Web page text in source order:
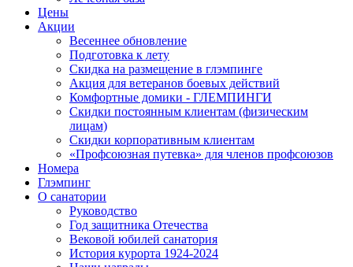
Цены
Акции
Весеннее обновление
Подготовка к лету
Скидка на размещение в глэмпинге
Акция для ветеранов боевых действий
Комфортные домики - ГЛЕМПИНГИ
Скидки постоянным клиентам (физическим
лицам)
Скидки корпоративным клиентам
«Профсоюзная путевка» для членов профсоюзов
Номера
Глэмпинг
О санатории
Руководство
Год защитника Отечества
Вековой юбилей санатория
История курорта 1924-2024